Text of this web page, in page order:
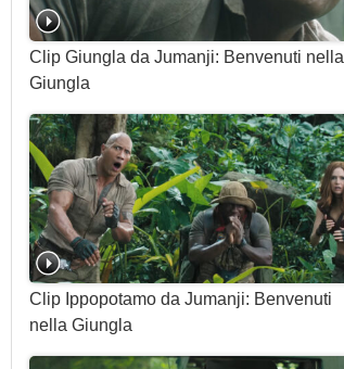
Clip Giungla da Jumanji: Benvenuti nella
Giungla
Clip Ippopotamo da Jumanji: Benvenuti
nella Giungla